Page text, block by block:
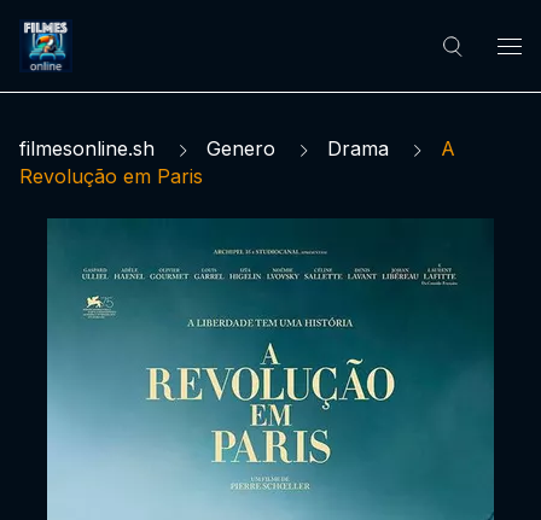
filmesonline.sh Genero Drama
A
Revolução em Paris